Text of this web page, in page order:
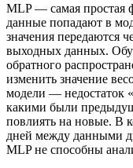
MLP — самая простая
данные попадают в
значения передаются
выходных данных.
обратного
изменить значение
модели — недостаток
какими были
повлиять на новые. В
дней между данными
MLP не способны